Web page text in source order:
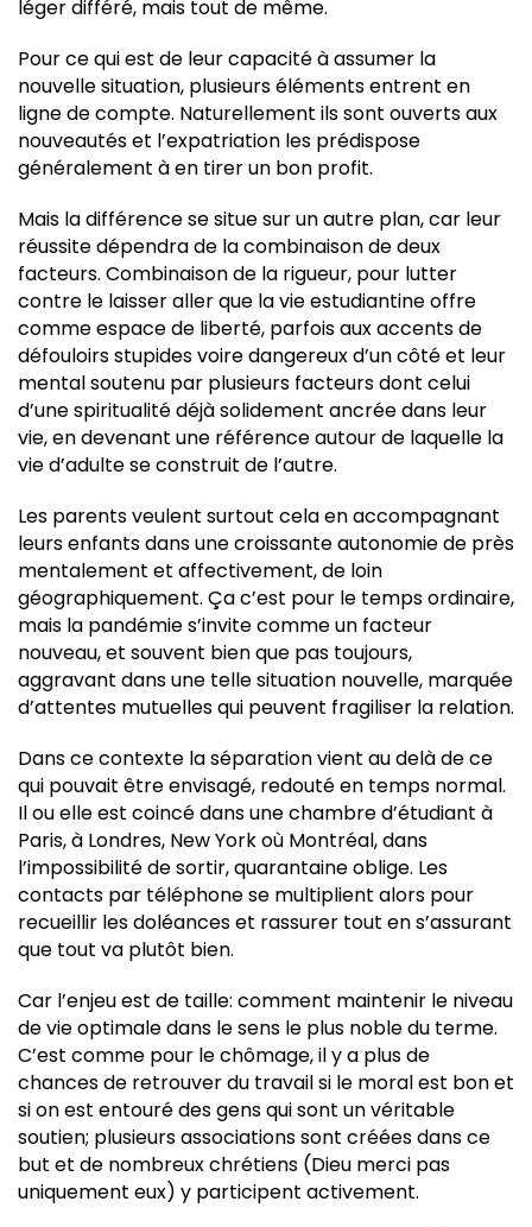
léger différé, mais tout de même.
Pour ce qui est de leur capacité à assumer la
nouvelle situation, plusieurs éléments entrent en
ligne de compte. Naturellement ils sont ouverts aux
nouveautés et l’expatriation les prédispose
généralement à en tirer un bon profit.
Mais la différence se situe sur un autre plan, car leur
réussite dépendra de la combinaison de deux
facteurs. Combinaison de la rigueur, pour lutter
contre le laisser aller que la vie estudiantine offre
comme espace de liberté, parfois aux accents de
défouloirs stupides voire dangereux d’un côté et leur
mental soutenu par plusieurs facteurs dont celui
d’une spiritualité déjà solidement ancrée dans leur
vie, en devenant une référence autour de laquelle la
vie d’adulte se construit de l’autre.
Les parents veulent surtout cela en accompagnant
leurs enfants dans une croissante autonomie de près
mentalement et affectivement, de loin
géographiquement. Ça c’est pour le temps ordinaire,
mais la pandémie s’invite comme un facteur
nouveau, et souvent bien que pas toujours,
aggravant dans une telle situation nouvelle, marquée
d’attentes mutuelles qui peuvent fragiliser la relation.
Dans ce contexte la séparation vient au delà de ce
qui pouvait être envisagé, redouté en temps normal.
Il ou elle est coincé dans une chambre d’étudiant à
Paris, à Londres, New York où Montréal, dans
l’impossibilité de sortir, quarantaine oblige. Les
contacts par téléphone se multiplient alors pour
recueillir les doléances et rassurer tout en s’assurant
que tout va plutôt bien.
Car l’enjeu est de taille: comment maintenir le niveau
de vie optimale dans le sens le plus noble du terme.
C’est comme pour le chômage, il y a plus de
chances de retrouver du travail si le moral est bon et
si on est entouré des gens qui sont un véritable
soutien; plusieurs associations sont créées dans ce
but et de nombreux chrétiens (Dieu merci pas
uniquement eux) y participent activement.